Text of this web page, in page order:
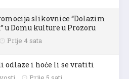
slikovnice “Dolazim
u Domu kulture u Prozoru
Prije 4 sata
odlaze i hoće li se vratiti